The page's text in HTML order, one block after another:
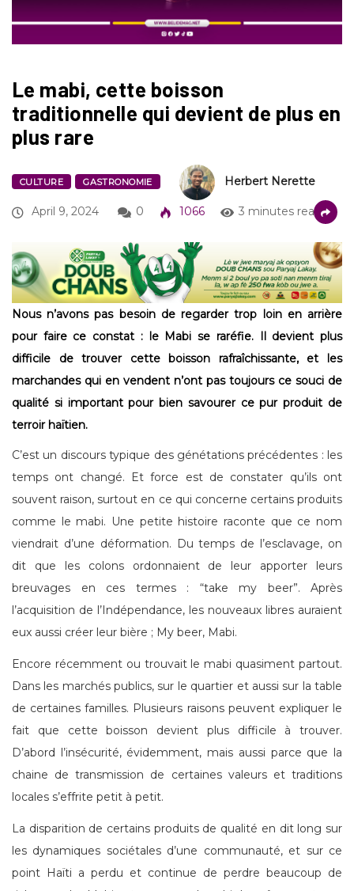
Le mabi, cette boisson
traditionnelle qui devient de plus en
plus rare
CULTURE GASTRONOMIE Herbert Nerette
April 9, 2024 0 1066 3 minutes read
Nous n’avons pas besoin de regarder trop loin en arrière
pour faire ce constat : le Mabi se raréfie. Il devient plus
difficile de trouver cette boisson rafraîchissante, et les
marchandes qui en vendent n’ont pas toujours ce souci de
qualité si important pour bien savourer ce pur produit de
terroir haïtien.
C’est un discours typique des génétations précédentes : les
temps ont changé. Et force est de constater qu’ils ont
souvent raison, surtout en ce qui concerne certains produits
comme le mabi. Une petite histoire raconte que ce nom
viendrait d’une déformation. Du temps de l’esclavage, on
dit que les colons ordonnaient de leur apporter leurs
breuvages en ces termes : “take my beer”. Après
l’acquisition de l’Indépendance, les nouveaux libres auraient
eux aussi créer leur bière ; My beer, Mabi.
Encore récemment ou trouvait le mabi quasiment partout.
Dans les marchés publics, sur le quartier et aussi sur la table
de certaines familles. Plusieurs raisons peuvent expliquer le
fait que cette boisson devient plus difficile à trouver.
D’abord l’insécurité, évidemment, mais aussi parce que la
chaine de transmission de certaines valeurs et traditions
locales s’effrite petit à petit.
La disparition de certains produits de qualité en dit long sur
les dynamiques sociétales d’une communauté, et sur ce
point Haïti a perdu et continue de perdre beaucoup de